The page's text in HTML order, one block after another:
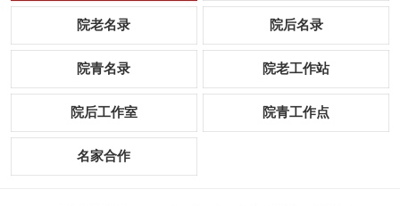
院老名录 院后名录
院青名录 院老工作站
院后工作室 院青工作点
名家合作